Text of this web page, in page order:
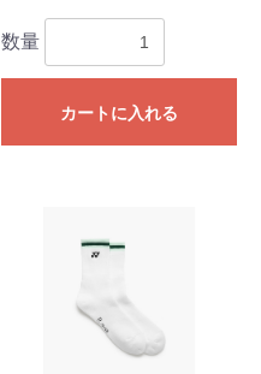
数量
カートに入れる